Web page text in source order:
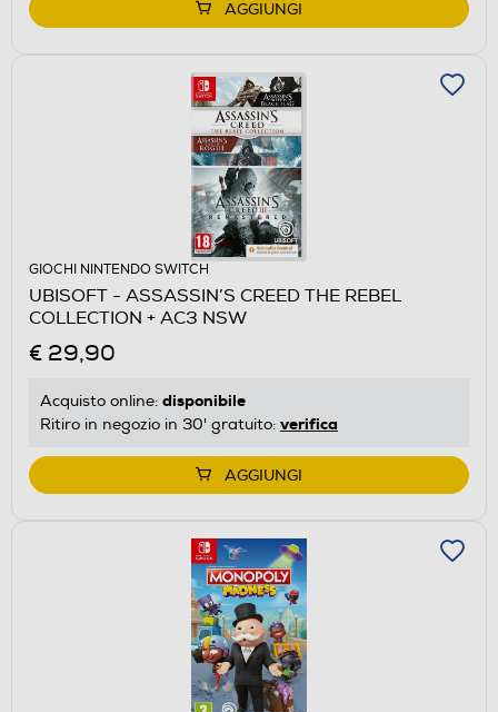
AGGIUNGI
GIOCHI NINTENDO SWITCH
UBISOFT - ASSASSIN’S CREED THE REBEL
COLLECTION + AC3 NSW
€ 29,90
Acquisto online: disponibile
Ritiro in negozio in 30' gratuito: verifica
AGGIUNGI